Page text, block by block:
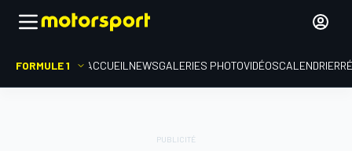
FORMULE 1 ACCUEIL NEWSGALERIES PHOTOVIDÉOSCALENDRIER